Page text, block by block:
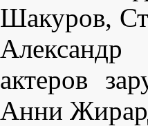
Шакуров,
актеров
Анни